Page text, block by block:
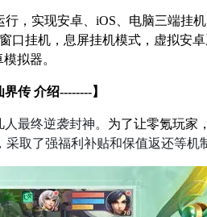
，实现安卓、 iOS、电脑三端挂
口挂机，息屏挂机模式，虚拟安
拟器。
界传 介绍--------】
最终逆袭封神。 为了让零氪玩家
取了强福利补贴和保值返还等机